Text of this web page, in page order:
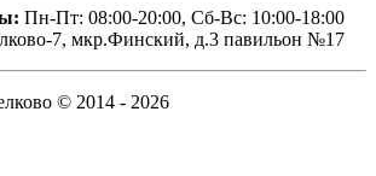
Пн-Пт: 08:00-20:00, Сб-Вс: 10:00-18:00
7, мкр.Финский, д.3 павильон №17
© 2014 - 2026